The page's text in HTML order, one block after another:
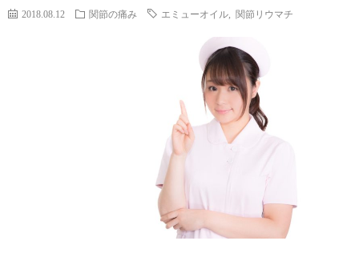
2018.08.12 関節の痛み エミューオイル 関節リウマチ